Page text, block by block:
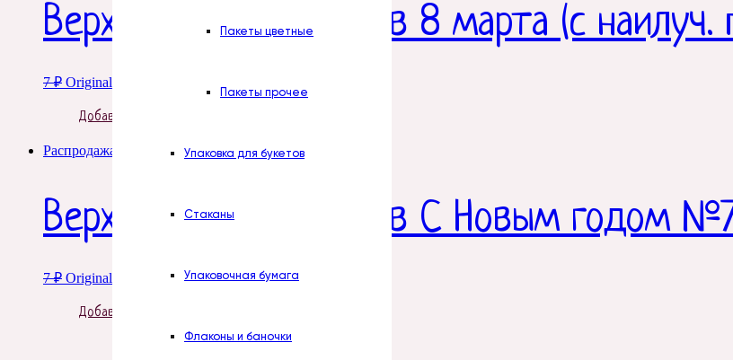
Пакеты цветные
Пакеты прочее
Упаковка для букетов
Стаканы
Упаковочная бумага
Флаконы и баночки
Верхушки для пакетов 8 марта (с
7₽ Original price was: 7 ₽.
Добавить в корзину
Распродажа!
Верхушки для пакетов С Новым годом
7₽ Original price was: 7 ₽.1₽Current price is: 1 ₽.
Добавить в корзину